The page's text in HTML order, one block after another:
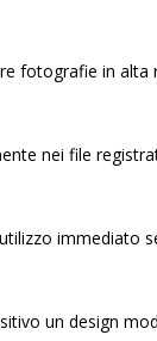
fotografie in
nei file
immediato
un design